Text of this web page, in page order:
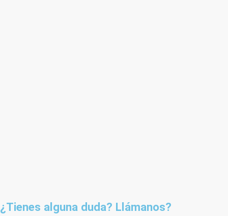
¿Tienes alguna duda? Llámanos?